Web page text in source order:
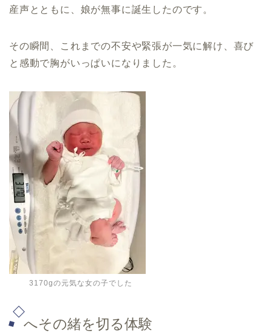
産声とともに、娘が無事に誕生したのです。
その瞬間、これまでの不安や緊張が一気に解け、喜び
と感動で胸がいっぱいになりました。
3170gの元気な女の子でした
へその緒を切る体験